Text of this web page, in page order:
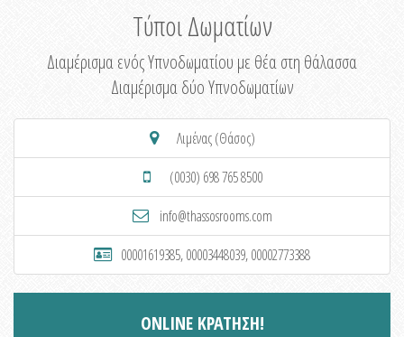
Τύποι Δωματίων
Διαμέρισμα ενός Υπνοδωματίου με θέα στη θάλασσα
Διαμέρισμα δύο Υπνοδωματίων
Λιμένας (Θάσος)
(0030) 698 765 8500
info@thassosrooms.com
00001619385, 00003448039, 00002773388
ONLINE ΚΡΑΤΗΣΗ!